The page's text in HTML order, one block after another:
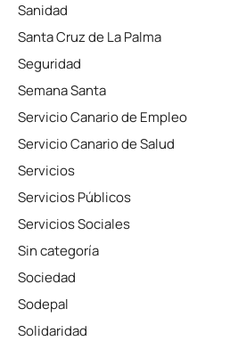
Sanidad
Santa Cruz de La Palma
Seguridad
Semana Santa
Servicio Canario de Empleo
Servicio Canario de Salud
Servicios
Servicios Públicos
Servicios Sociales
Sin categoría
Sociedad
Sodepal
Solidaridad